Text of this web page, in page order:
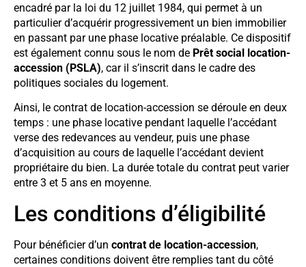
encadré par la loi du 12 juillet 1984, qui permet à un
particulier d’acquérir progressivement un bien immobilier
en passant par une phase locative préalable. Ce dispositif
est également connu sous le nom de Prêt social location-
accession (PSLA), car il s’inscrit dans le cadre des
politiques sociales du logement.
Ainsi, le contrat de location-accession se déroule en deux
temps : une phase locative pendant laquelle l’accédant
verse des redevances au vendeur, puis une phase
d’acquisition au cours de laquelle l’accédant devient
propriétaire du bien. La durée totale du contrat peut varier
entre 3 et 5 ans en moyenne.
Les conditions d’éligibilité
Pour bénéficier d’un contrat de location-accession,
certaines conditions doivent être remplies tant du côté